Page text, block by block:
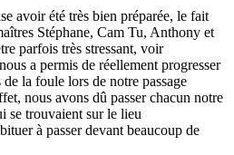
avoir été très bien préparée, le fait
Stéphane, Cam Tu, Anthony et
parfois très stressant, voir
a permis de réellement progresser
de la foule lors de notre passage
nous avons dû passer chacun notre
se trouvaient sur le lieu
à passer devant beaucoup de